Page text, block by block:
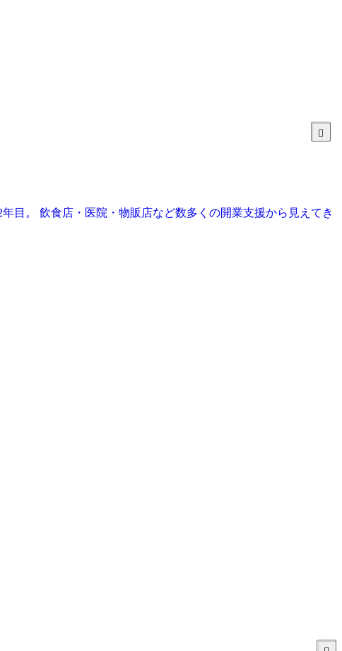
目。 飲食店・医院・物販店など数多くの開業支援から見えてき